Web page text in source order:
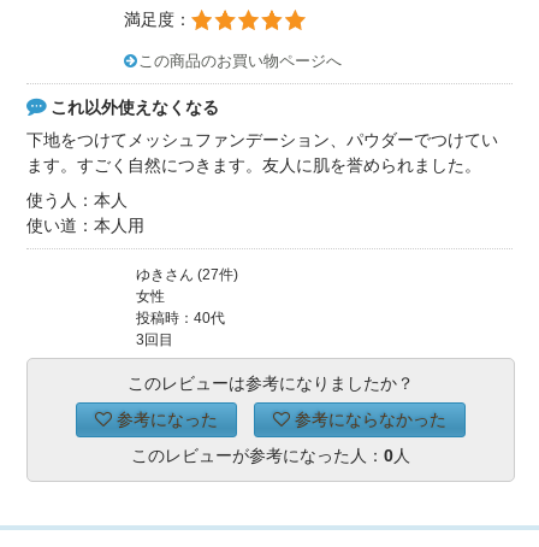
満足度：
この商品のお買い物ページへ
これ以外使えなくなる
下地をつけてメッシュファンデーション、パウダーでつけてい
ます。すごく自然につきます。友人に肌を誉められました。
使う人：本人
使い道：本人用
ゆきさん (27件)
女性
投稿時：40代
3回目
このレビューは参考になりましたか？
参考になった
参考にならなかった
このレビューが参考になった人： 0人